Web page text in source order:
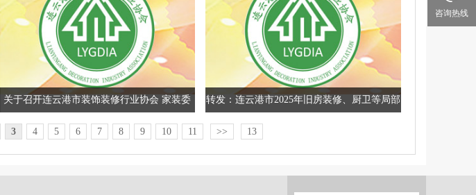
关于召开连云港市装饰装修行业协会 家装委
战略合作协议签署会的通知
转发：连云港市2025年旧房装修、厨卫等局部
改造所需物品和材料购置补贴申领公告
3 4 5 6 7 8 9 10 11 >> 13
咨询热线